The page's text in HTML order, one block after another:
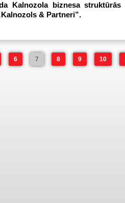
Kalnozola biznesa
& Partneri”.
6 7 8 9 10